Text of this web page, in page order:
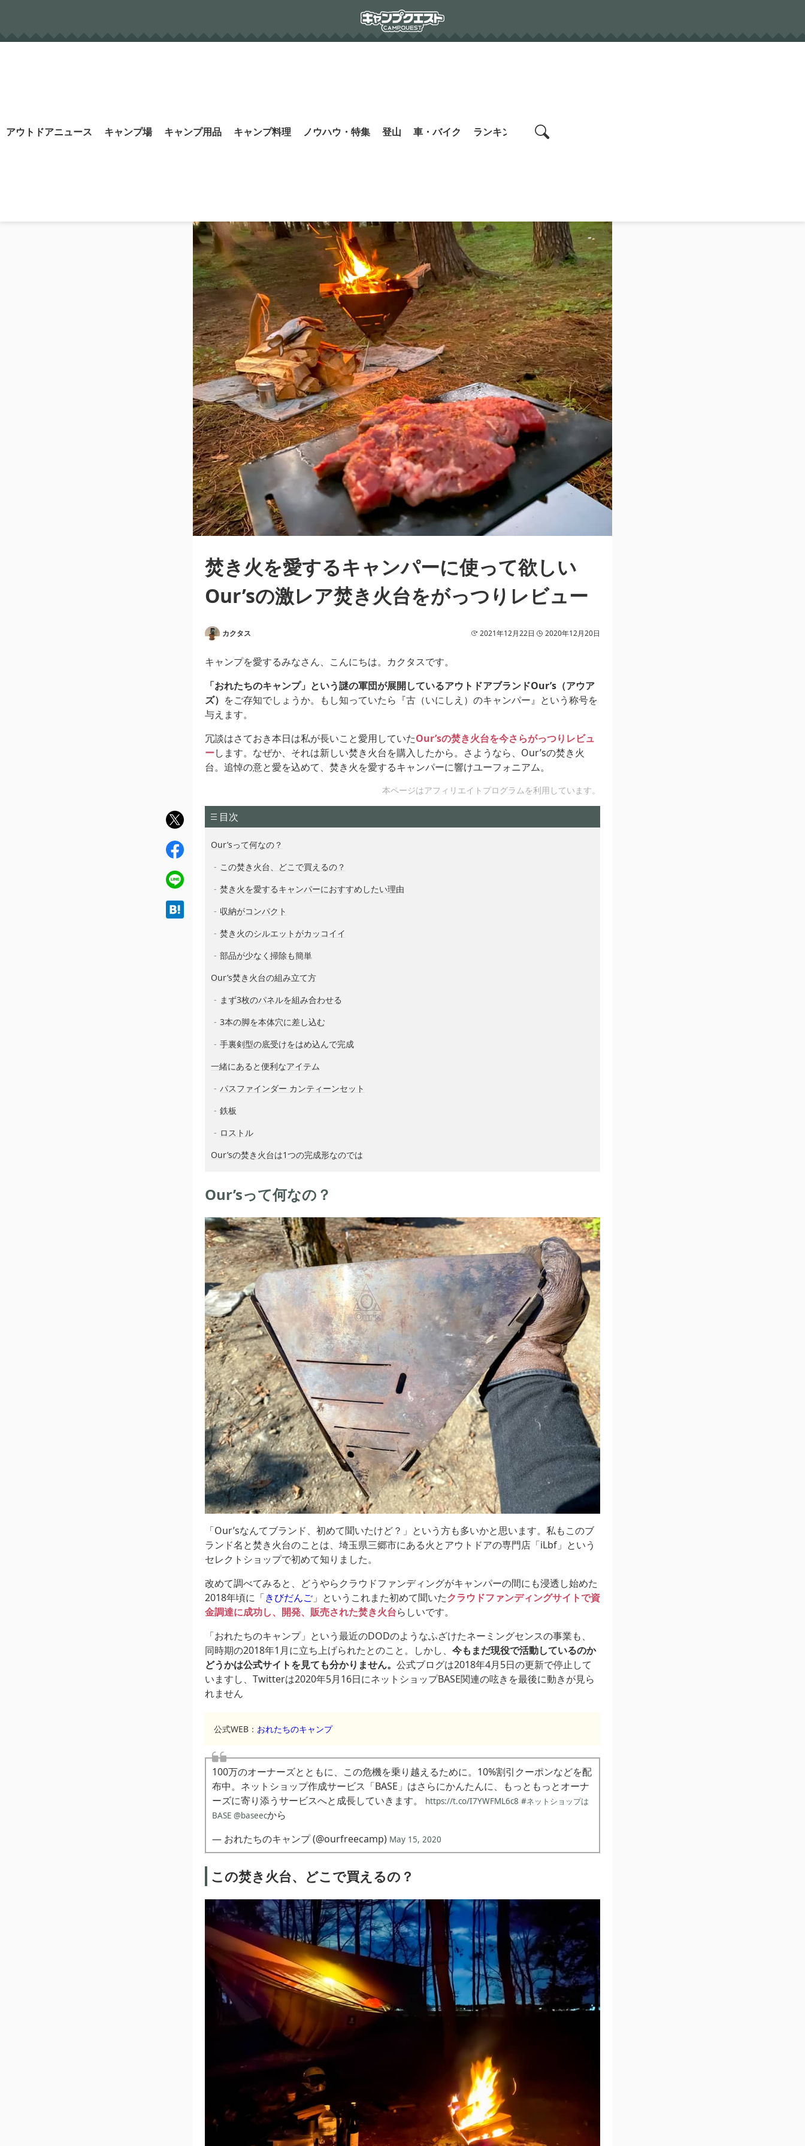
アウトドアニュース キャンプ場 キャンプ用品 キャンプ料理 ノウハウ・特集 登山 車・バイク ランキング search
Search
焚き火を愛するキャンパーに使って欲しい
Our’sの激レア焚き火台をがっつりレビュー
カクタス 2021年12月22日 2020年12月20日
キャンプを愛するみなさん、こんにちは。カクタスです。
「おれたちのキャンプ」という謎の軍団が展開しているアウトドアブランドOur’s（アウア
ズ） をご存知でしょうか。もし知っていたら『古（いにしえ）のキャンパー』という称号を
与えます。
冗談はさておき本日は私が長いこと愛用していたOur’sの焚き火台を今さらがっつりレビュ
ーします。なぜか、それは新しい焚き火台を購入したから。さようなら、Our’sの焚き火
台。追悼の意と愛を込めて、焚き火を愛するキャンパーに響けユーフォニアム。
本ページはアフィリエイトプログラムを利用しています。
目次
Our’sって何なの？
この焚き火台、どこで買えるの？
焚き火を愛するキャンパーにおすすめしたい理由
収納がコンパクト
焚き火のシルエットがカッコイイ
部品が少なく掃除も簡単
Our’s焚き火台の組み立て方
まず3枚のパネルを組み合わせる
3本の脚を本体穴に差し込む
手裏剣型の底受けをはめ込んで完成
一緒にあると便利なアイテム
パスファインダー カンティーンセット
鉄板
ロストル
Our’sの焚き火台は1つの完成形なのでは
Our’sって何なの？
「Our’sなんてブランド、初めて聞いたけど？」という方も多いかと思います。私もこのブ
ランド名と焚き火台のことは、埼玉県三郷市にある火とアウトドアの専門店「iLbf」という
セレクトショップで初めて知りました。
改めて調べてみると、どうやらクラウドファンディングがキャンパーの間にも浸透し始めた
2018年頃に「きびだんご 」というこれまた初めて聞いたクラウドファンディングサイトで資
金調達に成功し、開発、販売された焚き火台らしいです。
「おれたちのキャンプ」という最近のDODのようなふざけたネーミングセンスの事業も、
同時期の2018年1月に立ち上げられたとのこと。しかし、 今もまだ現役で活動しているのか
どうかは公式サイトを見ても分かりません。 公式ブログは2018年4月5日の更新で停止して
いますし、Twitterは2020年5月16日にネットショップBASE関連の呟きを最後に動きが見ら
れません
公式WEB： おれたちのキャンプ
100万のオーナーズとともに、この危機を乗り越えるために。10%割引クーポンなどを配
布中。ネットショップ作成サービス「BASE」はさらにかんたんに、もっともっとオーナ
ーズに寄り添うサービスへと成長していきます。
https://t.co/I7YWFML6c8 #ネットショップは
BASE @baseecから
— おれたちのキャンプ (@ourfreecamp) May 15, 2020
この焚き火台、どこで買えるの？
twit
ter
fac
ebo
ok
line
hat
ena